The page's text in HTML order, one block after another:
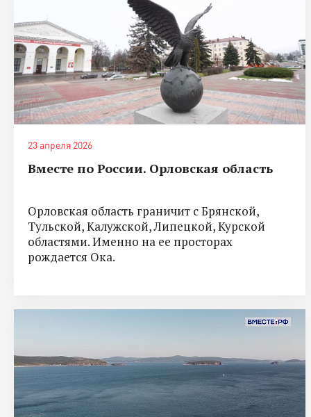
23 апреля 2026
Вместе по России. Орловская область
Орловская область граничит с Брянской,
Тульской, Калужской, Липецкой, Курской
областями. Именно на ее просторах
рождается Ока.